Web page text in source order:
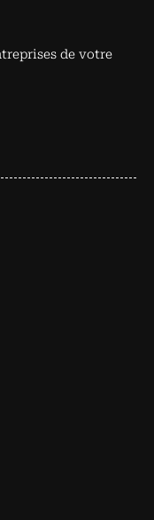
de votre